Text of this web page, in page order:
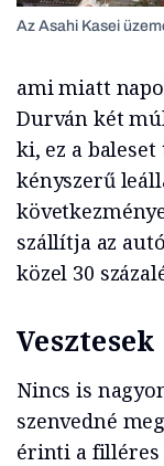
Az Asahi Kasei
ami miatt
Durván két
ki, ez a
kényszerű
szállítja az
közel 30
Vesztesek
Nincs is
szenvedné
érinti a filléres